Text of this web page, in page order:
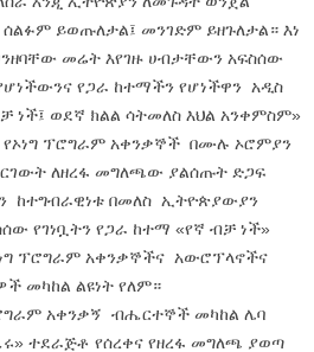
ይወጡለታል፤ መንገድም ይዘጉለታል። እነ
መሬት እየገዙ ሀብታቸውን አፍስሰው
የጋራ ከተማችን የሆነችዋን አዲስ
ነች፤ ወደኛ ክልል ሳትመለስ እህል አንቀምስም»
ፕሮግራም አቀንቃኞች በሙሉ ኦሮምያን
ለዘረፋ መግለጫው ያልሰጡት ድጋፍ
ከተግብራዊነቱ በመለስ ኢትዮጵያውያን
የገነቧትን የጋራ ከተማ «የኛ ብቻ ነች»
ፕሮግራም አቀንቃኞችና አውሮፕላኖችና
መካከል ልዩነት የለም።
አቀንቃኝ ብሔርተኞች መካከል ሌባ
ተደራጅቶ የሰረቀና የዘረፋ መግለጫ ያወጣ